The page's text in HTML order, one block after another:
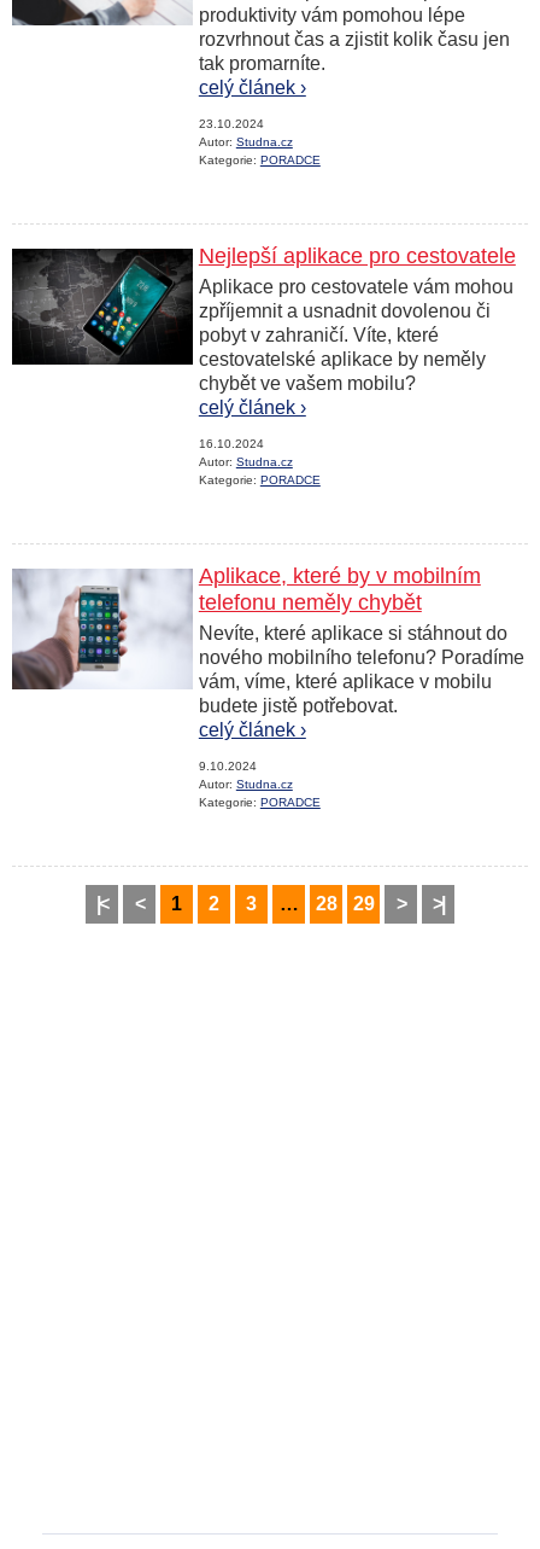
produktivity vám pomohou lépe
rozvrhnout čas a zjistit kolik času jen
tak promarníte.
celý článek ›
23.10.2024
Autor: Studna.cz
Kategorie: PORADCE
Nejlepší aplikace pro cestovatele
Aplikace pro cestovatele vám mohou
zpříjemnit a usnadnit dovolenou či
pobyt v zahraničí. Víte, které
cestovatelské aplikace by neměly
chybět ve vašem mobilu?
celý článek ›
16.10.2024
Autor: Studna.cz
Kategorie: PORADCE
Aplikace, které by v mobilním
telefonu neměly chybět
Nevíte, které aplikace si stáhnout do
nového mobilního telefonu? Poradíme
vám, víme, které aplikace v mobilu
budete jistě potřebovat.
celý článek ›
9.10.2024
Autor: Studna.cz
Kategorie: PORADCE
|< < 1 2 3 … 28 29 > >|